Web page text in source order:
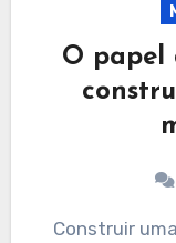
O papel
Construir uma marca médica forte vai muito